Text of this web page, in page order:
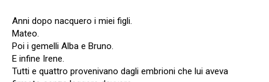
Anni dopo nacquero i miei figli.
Mateo.
Poi i gemelli Alba e Bruno.
E infine Irene.
Tutti e quattro provenivano dagli embrioni che lui aveva